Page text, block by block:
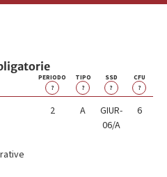
PERIODO
?
TIPO
?
SSD
?
CFU
?
2 A
GIUR-
06/A
6